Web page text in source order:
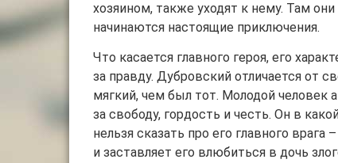
хозяином, также уходят к нему. Там
начинаются настоящие приключения.
Что касается главного героя, его
за правду. Дубровский отличается от
мягкий, чем был тот. Молодой человек
за свободу, гордость и честь. Он в
нельзя сказать про его главного
и заставляет его влюбиться в дочь